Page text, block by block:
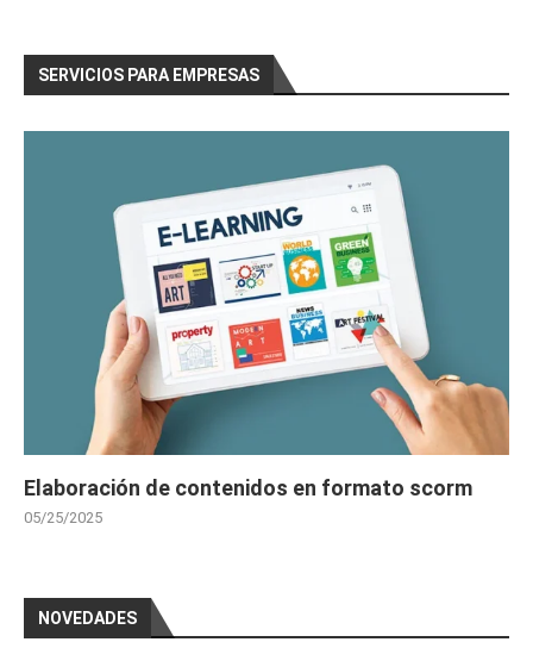
SERVICIOS PARA EMPRESAS
Elaboración de contenidos en formato scorm
05/25/2025
NOVEDADES